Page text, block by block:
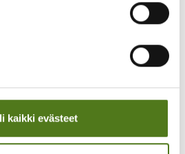
kaikki evästeet